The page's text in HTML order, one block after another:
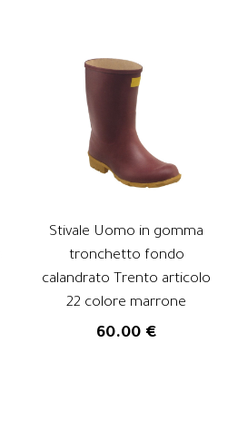
Stivale Uomo in gomma
tronchetto fondo
calandrato Trento articolo
22 colore marrone
60.00 €